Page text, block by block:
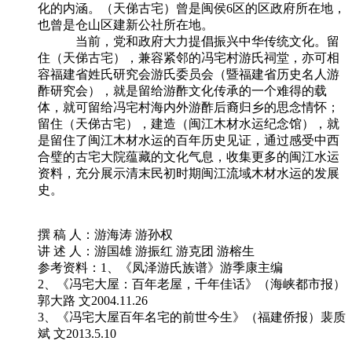
化的内涵。（天俤古宅）曾是闽侯6区的区政府所在地，
也曾是仓山区建新公社所在地。
当前，党和政府大力提倡振兴中华传统文化。留
住（天俤古宅），兼容紧邻的冯宅村游氏祠堂，亦可相
容福建省姓氏研究会游氏委员会（暨福建省历史名人游
酢研究会），就是留给游酢文化传承的一个难得的载
体，就可留给冯宅村海内外游酢后裔归乡的思念情怀；
留住（天俤古宅），建造（闽江木材水运纪念馆），就
是留住了闽江木材水运的百年历史见证，通过感受中西
合璧的古宅大院蕴藏的文化气息，收集更多的闽江水运
资料，充分展示清末民初时期闽江流域木材水运的发展
史。
撰 稿 人：游海涛 游孙权
讲 述 人：游国雄 游振红 游克团 游榕生
参考资料：1、《凤泽游氏族谱》游季康主编
2、《冯宅大屋：百年老屋，千年佳话》（海峡都市报）
郭大路 文2004.11.26
3、《冯宅大屋百年名宅的前世今生》（福建侨报）裴质
斌 文2013.5.10